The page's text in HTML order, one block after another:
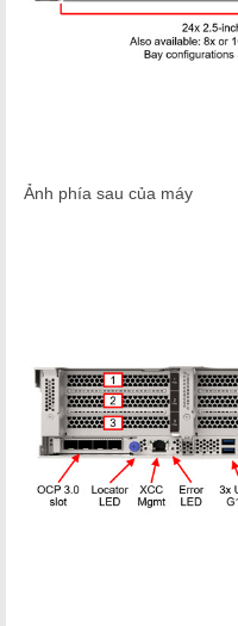
Ảnh phía sau của máy